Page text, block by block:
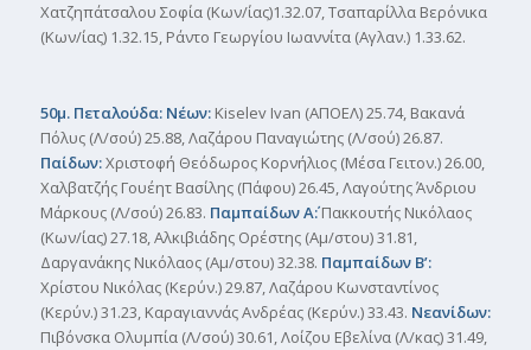
Χατζηπάτσαλου Σοφία (Κων/ίας)1.32.07, Τσαπαρίλλα Βερόνικα
(Κων/ίας) 1.32.15, Ράντο Γεωργίου Ιωαννίτα (Αγλαν.) 1.33.62.
50μ. Πεταλούδα: Νέων:Kiselev Ivan (ΑΠΟΕΛ) 25.74, Βακανά
Πόλυς (Λ/σού) 25.88, Λαζάρου Παναγιώτης (Λ/σού) 26.87.
Παίδων:Χριστοφή Θεόδωρος Κορνήλιος (Μέσα Γειτον.) 26.00,
Χαλβατζής Γουέητ Βασίλης (Πάφου) 26.45, Λαγούτης Άνδριου
Μάρκους (Λ/σού) 26.83. Παμπαίδων Α΄:Πακκουτής Νικόλαος
(Κων/ίας) 27.18, Αλκιβιάδης Ορέστης (Αμ/στου) 31.81,
Δαργανάκης Νικόλαος (Αμ/στου) 32.38. Παμπαίδων Β’:
Χρίστου Νικόλας (Κερύν.) 29.87, Λαζάρου Κωνσταντίνος
(Κερύν.) 31.23, Καραγιαννάς Ανδρέας (Κερύν.) 33.43. Νεανίδων:
Πιβόνσκα Ολυμπία (Λ/σού) 30.61, Λοίζου Εβελίνα (Λ/κας) 31.49,